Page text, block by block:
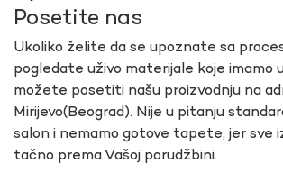
Posetite nas
Ukoliko želite da se upoznate sa
pogledate uživo materijale koje imamo
možete posetiti našu proizvodnju na
Mirijevo(Beograd). Nije u pitanju
salon i nemamo gotove tapete, jer sve
tačno prema Vašoj porudžbini.